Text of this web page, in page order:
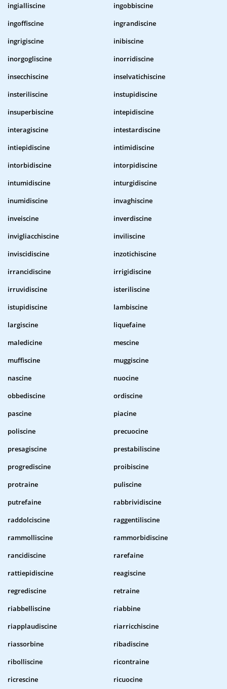
ingialliscine
ingobbiscine
ingoffiscine
ingrandiscine
ingrigiscine
inibiscine
inorgogliscine
inorridiscine
insecchiscine
inselvatichiscine
insteriliscine
instupidiscine
insuperbiscine
intepidiscine
interagiscine
intestardiscine
intiepidiscine
intimidiscine
intorbidiscine
intorpidiscine
intumidiscine
inturgidiscine
inumidiscine
invaghiscine
inveiscine
inverdiscine
invigliacchiscine
inviliscine
inviscidiscine
inzotichiscine
irrancidiscine
irrigidiscine
irruvidiscine
isteriliscine
istupidiscine
lambiscine
largiscine
liquefaine
maledicine
mescine
muffiscine
muggiscine
nascine
nuocine
obbediscine
ordiscine
pascine
piacine
poliscine
precuocine
presagiscine
prestabiliscine
progrediscine
proibiscine
protraine
puliscine
putrefaine
rabbrividiscine
raddolciscine
raggentiliscine
rammolliscine
rammorbidiscine
rancidiscine
rarefaine
rattiepidiscine
reagiscine
regrediscine
retraine
riabbelliscine
riabbine
riapplaudiscine
riarricchiscine
riassorbine
ribadiscine
ribolliscine
ricontraine
ricrescine
ricuocine